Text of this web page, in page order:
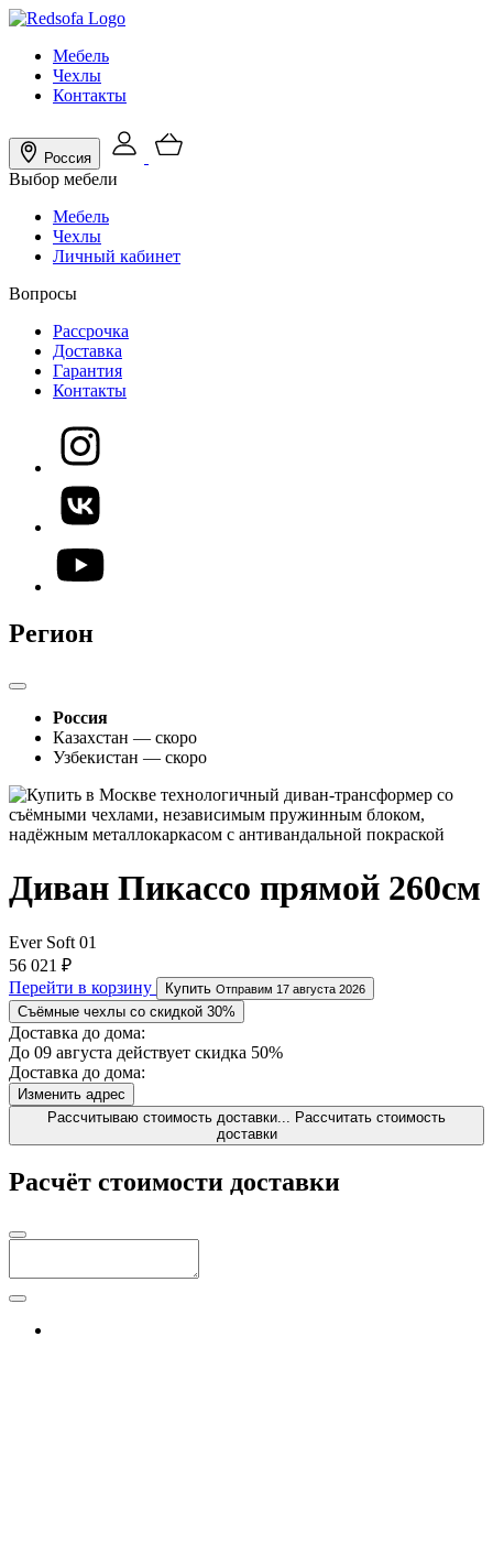
Мебель
Чехлы
Контакты
Россия
Выбор мебели
Мебель
Чехлы
Личный кабинет
Вопросы
Рассрочка
Доставка
Гарантия
Контакты
Регион
Россия
Казахстан — скоро
Узбекистан — скоро
Диван Пикассо прямой 260см
Ever Soft 01
56 021 ₽
Перейти в корзину
Купить Отправим 17 августа 2026
Съёмные чехлы со скидкой 30%
Доставка до дома:
До 09 августа действует скидка 50%
Доставка до дома:
Изменить адрес
Рассчитываю стоимость доставки...
Рассчитать стоимость
доставки
Расчёт стоимости доставки